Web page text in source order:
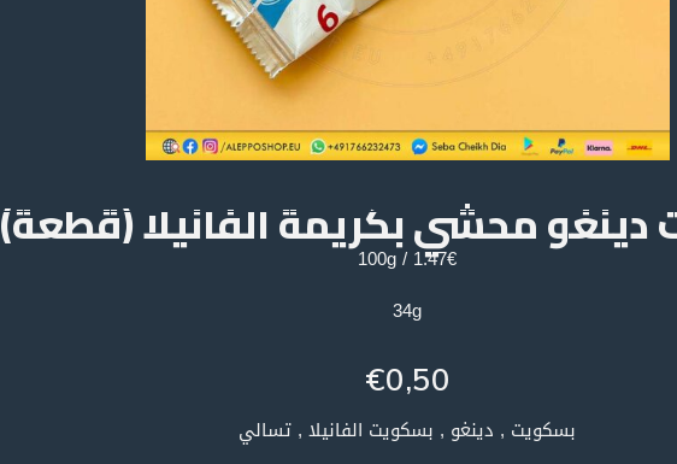
محشي بكريمة الفانيلا (قطعة)
1.47€ / 100g
34g
€0,50
بسكويت , دينغو , بسكويت الفانيلا , تسالي